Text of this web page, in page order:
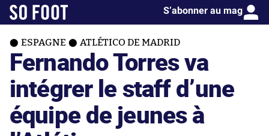
S’abonner au mag
ESPAGNE ATLÉTICO DE MADRID
Fernando Torres va
intégrer le staff d’une
équipe de jeunes à